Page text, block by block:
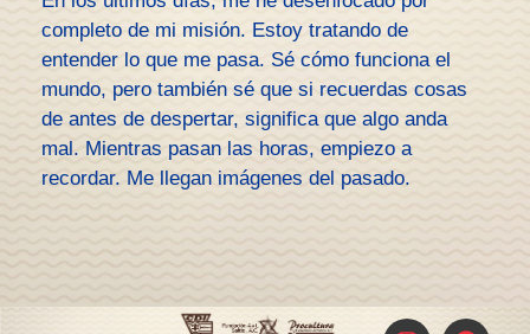
completo de mi misión. Estoy tratando de
entender lo que me pasa. Sé cómo funciona el
mundo, pero también sé que si recuerdas cosas
de antes de despertar, significa que algo anda
mal. Mientras pasan las horas, empiezo a
recordar. Me llegan imágenes del pasado.